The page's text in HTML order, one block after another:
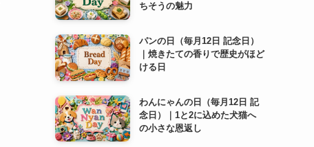
ちそうの魅力
パンの日（毎月12日 記念日）
｜焼きたての香りで歴史がほど
ける日
わんにゃんの日（毎月12日 記
念日）｜1と2に込めた犬猫へ
の小さな恩返し